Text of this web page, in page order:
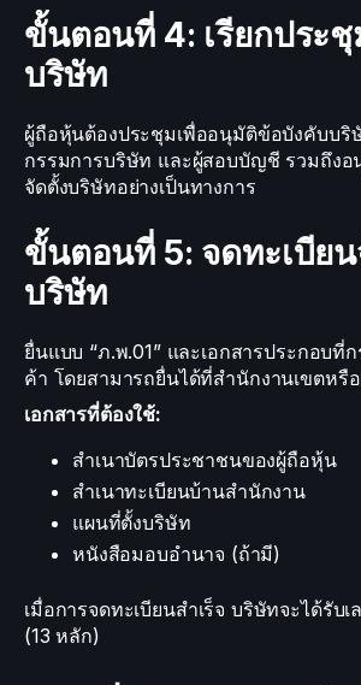
ขั้นตอนที่ 4: เรียกประ
บริษัท
ผู้ถือหุ้นต้องประชุมเพื่ออนุมัติข้อบังคับบริ
กรรมการบริษัท และผู้สอบบัญชี รวมถึงอ
จัดตั้งบริษัทอย่างเป็นทางการ
ขั้นตอนที่ 5: จดทะเบีย
บริษัท
ยื่นแบบ “ภ.พ.01” และเอกสารประกอบที่
ค้า โดยสามารถยื่นได้ที่สำนักงานเขตหรื
เอกสารที่ต้องใช้:
สำเนาบัตรประชาชนของผู้ถือหุ้น
สำเนาทะเบียนบ้านสำนักงาน
แผนที่ตั้งบริษัท
หนังสือมอบอำนาจ (ถ้ามี)
เมื่อการจดทะเบียนสำเร็จ บริษัทจะได้รับ
(13 หลัก)